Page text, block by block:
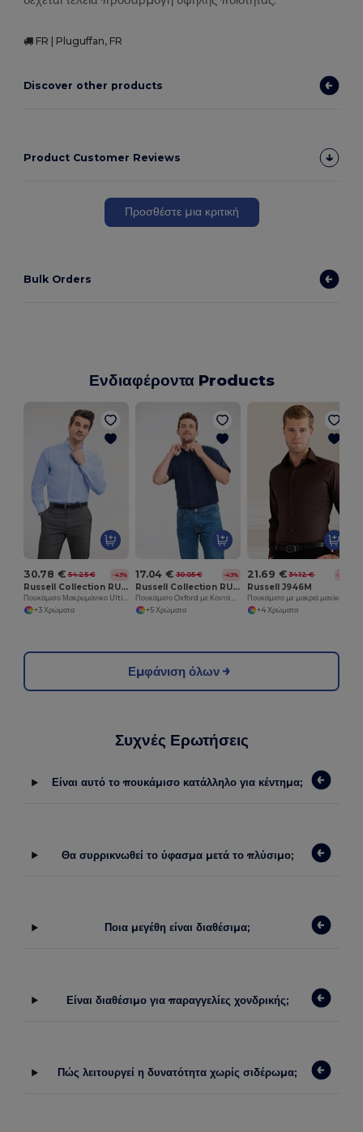
FR | Pluguffan, FR
Discover other products
Product Customer Reviews
Προσθέστε μια κριτική
Bulk Orders
Ενδιαφέροντα Products
30.78 € 54.25 € -43%
Russell Collection RU956M
Πουκάμισο Μακρυμάνικο Ultimate Non-Iron
+3 Χρώματα
17.04 € 30.05 € -43%
Russell Collection RU933M
Πουκάμισο Oxford με Κοντά Μανίκια και Εύκολη Φροντίδα
+5 Χρώματα
21.69 € 34.12 € -36%
Russell J946M
+4 Χρώματα
Εμφάνιση όλων
Συχνές Ερωτήσεις
Είναι αυτό το πουκάμισο κατάλληλο για κέντημα;
Θα συρρικνωθεί το ύφασμα μετά το πλύσιμο;
Ποια μεγέθη είναι διαθέσιμα;
Είναι διαθέσιμο για παραγγελίες χονδρικής;
Πώς λειτουργεί η δυνατότητα χωρίς σιδέρωμα;